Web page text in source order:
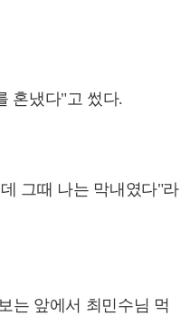
혼냈다"고 썼다.
그때 나는 막내였다"라
는 앞에서 최민수님 먹